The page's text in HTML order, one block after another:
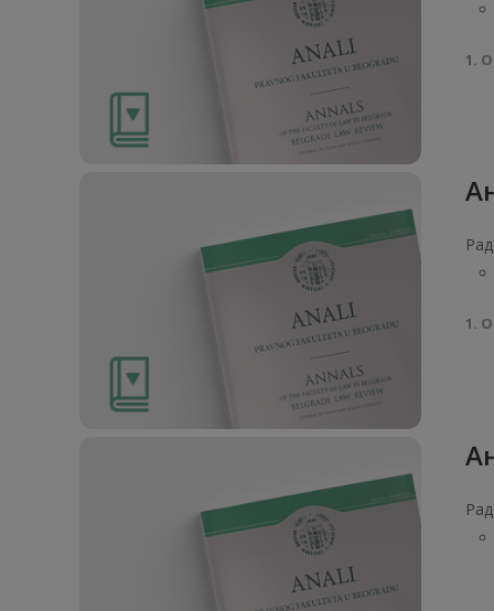
1.
1.